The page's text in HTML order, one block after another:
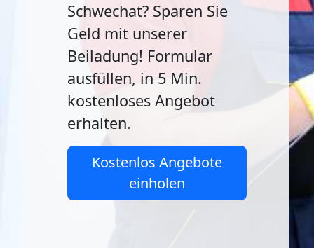
Schwechat? Sparen Sie
Geld mit unserer
Beiladung! Formular
ausfüllen, in 5 Min.
kostenloses Angebot
erhalten.
Kostenlos Angebote
einholen